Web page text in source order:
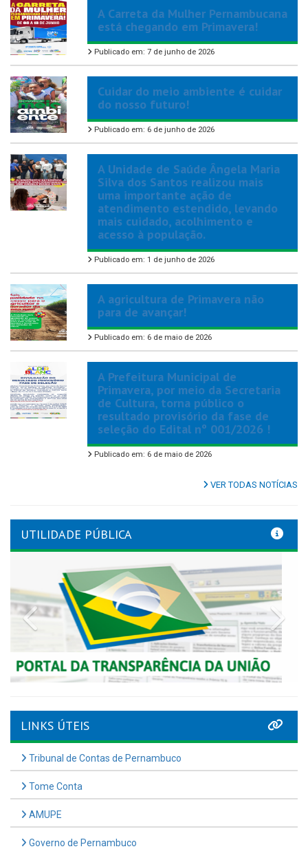
A Carreta da Mulher Pernambucana
está chegando em Primavera!
Publicado em: 7 de junho de 2026
Cuidar do meio ambiente é cuidar
do nosso futuro!
Publicado em: 6 de junho de 2026
A Unidade de Saúde Ângela Maria
Silva dos Santos realizou mais
uma importante ação de
atendimento estendido, levando
mais cuidado, acolhimento e
acesso à população.
Publicado em: 1 de junho de 2026
A agricultura de Primavera não
para de avançar!
Publicado em: 6 de maio de 2026
A Prefeitura Municipal de
Primavera, por meio da Secretaria
de Cultura, torna público o
resultado provisório da fase de
seleção do Edital nº 001/2026 !
Publicado em: 6 de maio de 2026
VER TODAS NOTÍCIAS
UTILIDADE PÚBLICA
Previous
LINKS ÚTEIS
Tribunal de Contas de Pernambuco
Tome Conta
AMUPE
Governo de Pernambuco